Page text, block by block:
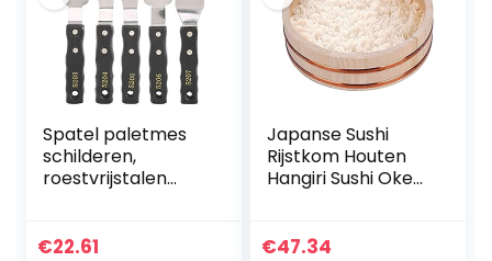
Spatel paletmes
schilderen,
roestvrijstalen
Gesso, verf
€22.61
Japanse Sushi
Rijstkom Houten
Hangiri Sushi Oke
voor Restaurant
€47.34